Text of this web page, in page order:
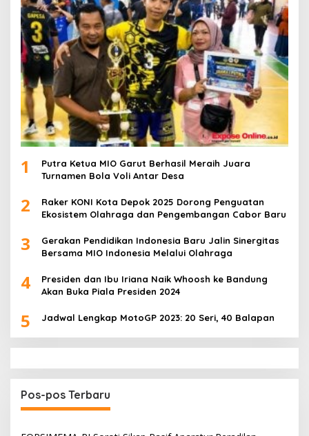
1
Putra Ketua MIO Garut Berhasil Meraih Juara
Turnamen Bola Voli Antar Desa
2
Raker KONI Kota Depok 2025 Dorong Penguatan
Ekosistem Olahraga dan Pengembangan Cabor Baru
3
Gerakan Pendidikan Indonesia Baru Jalin Sinergitas
Bersama MIO Indonesia Melalui Olahraga
4
Presiden dan Ibu Iriana Naik Whoosh ke Bandung
Akan Buka Piala Presiden 2024
5 Jadwal Lengkap MotoGP 2023: 20 Seri, 40 Balapan
Pos-pos Terbaru